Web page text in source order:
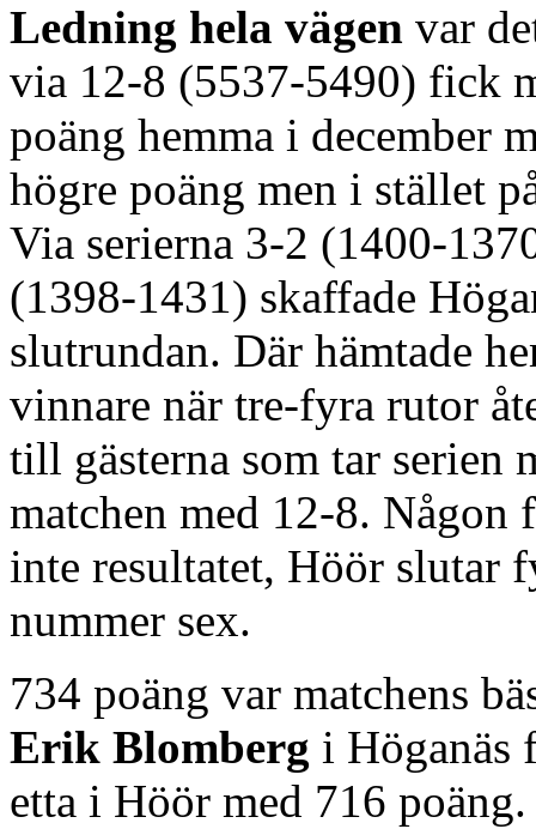
Ledning hela vägen var
via 12-8 (5537-5490) fick
poäng hemma i december
högre poäng men i stället
Via serierna 3-2 (1400-
(1398-1431) skaffade
slutrundan. Där hämtade
vinnare när tre-fyra rutor
till gästerna som tar serien
matchen med 12-8.
inte resultatet, Höör slutar
nummer sex.
734 poäng var matchens
Erik Blomberg i Höganäs
etta i Höör med 716 poäng.